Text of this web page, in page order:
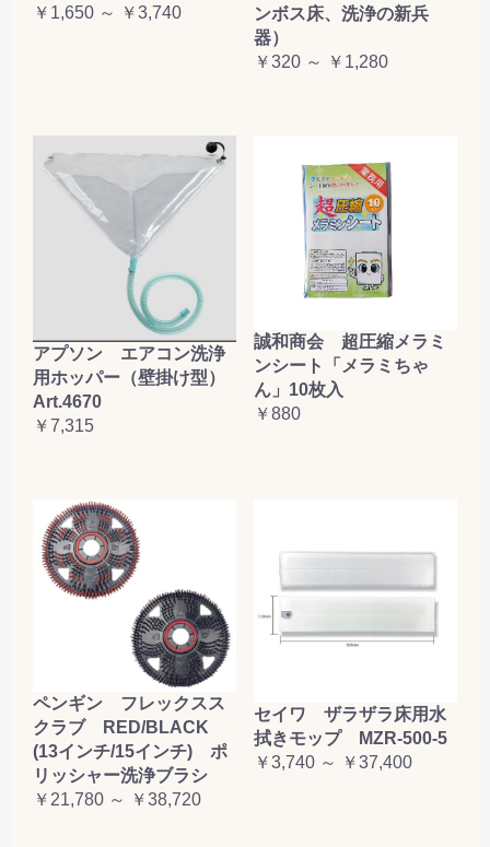
￥1,650 ～ ￥3,740
ンボス床、洗浄の新兵
器）
￥320 ～ ￥1,280
アプソン エアコン洗浄
用ホッパー（壁掛け型）
Art.4670
￥7,315
誠和商会 超圧縮メラミ
ンシート「メラミちゃ
ん」10枚入
￥880
ペンギン フレックスス
クラブ RED/BLACK
(13インチ/15インチ) ポ
リッシャー洗浄ブラシ
￥21,780 ～ ￥38,720
セイワ ザラザラ床用水
拭きモップ MZR-500-5
￥3,740 ～ ￥37,400